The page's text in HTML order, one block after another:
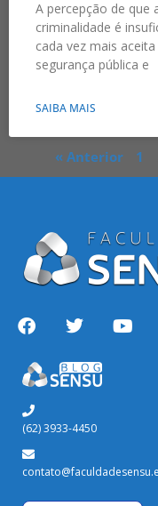
A percepção de que
criminalidade é
cada vez mais
segurança pública e
SAIBA MAIS
« Anterior 1
(62) 3933-4450